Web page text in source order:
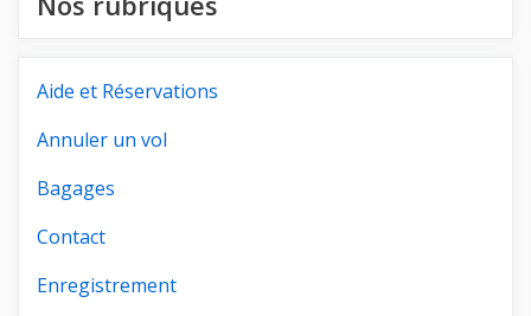
Aide et Réservations
Annuler un vol
Bagages
Contact
Enregistrement